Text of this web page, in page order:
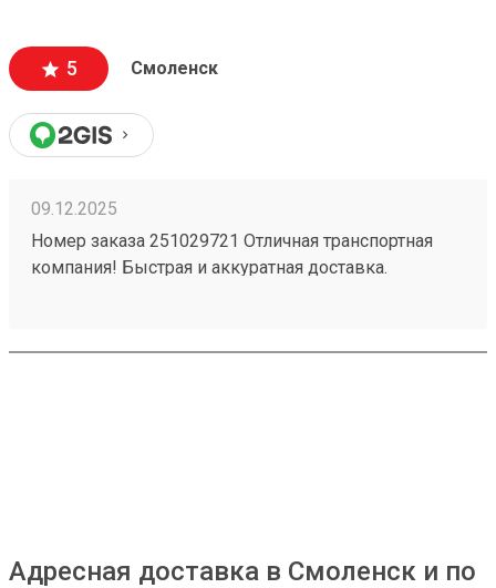
5 Смоленск
09.12.2025
Номер заказа 251029721 Отличная транспортная
компания! Быстрая и аккуратная доставка.
время - есть с чем сравнивать.
Адресная доставка в Смоленск и по